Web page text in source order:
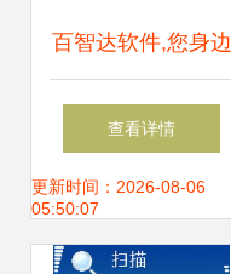
百智达软件,您身边
的管理专家!百智达
携手高格打造企业
管理的引擎,做ERP
查看详情
更新时间：2026-08-06
05:50:07